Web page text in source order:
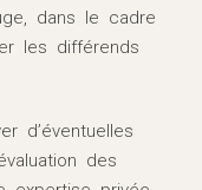
dans le cadre
les différends
d’éventuelles
des